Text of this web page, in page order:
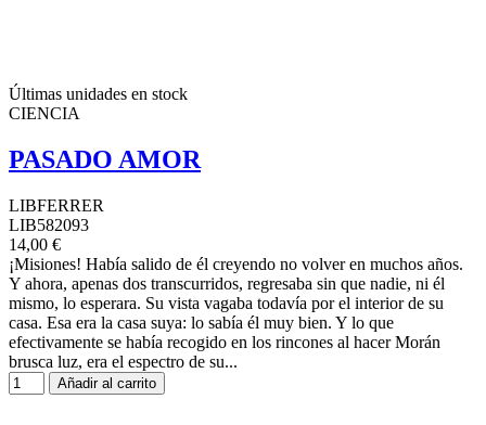
Últimas unidades en stock
CIENCIA
PASADO AMOR
LIBFERRER
LIB582093
14,00 €
¡Misiones! Había salido de él creyendo no volver en muchos años.
Y ahora, apenas dos transcurridos, regresaba sin que nadie, ni él
mismo, lo esperara. Su vista vagaba todavía por el interior de su
casa. Esa era la casa suya: lo sabía él muy bien. Y lo que
efectivamente se había recogido en los rincones al hacer Morán
brusca luz, era el espectro de su...
Añadir al carrito